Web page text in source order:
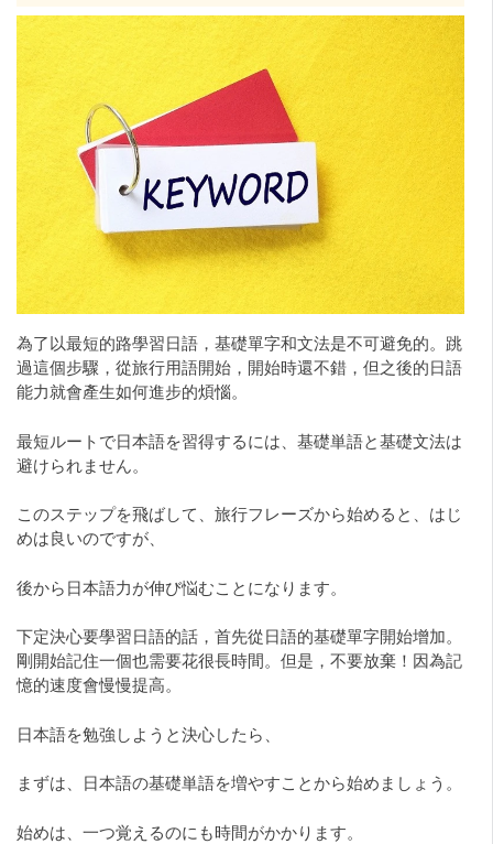
為了以最短的路學習日語，基礎單字和文法是不可避免的。跳
過這個步驟，從旅行用語開始，開始時還不錯，但之後的日語
能力就會產生如何進步的煩惱。
最短ルートで日本語を習得するには、基礎単語と基礎文法は
避けられません。
このステップを飛ばして、旅行フレーズから始めると、はじ
めは良いのですが、
後から日本語力が伸び悩むことになります。
下定決心要學習日語的話，首先從日語的基礎單字開始增加。
剛開始記住一個也需要花很長時間。但是，不要放棄！因為記
憶的速度會慢慢提高。
日本語を勉強しようと決心したら、
まずは、日本語の基礎単語を増やすことから始めましょう。
始めは、一つ覚えるのにも時間がかかります。